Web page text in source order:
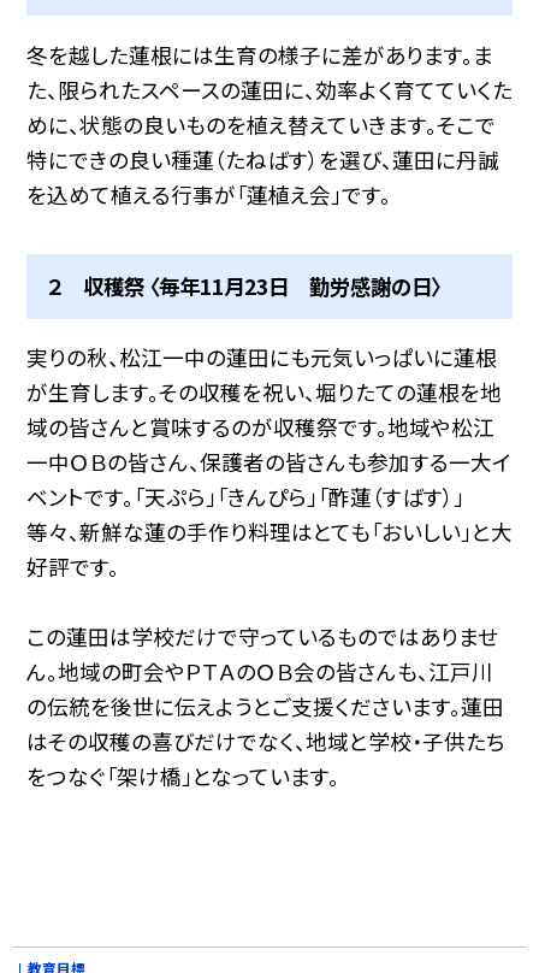
冬を越した蓮根には生育の様子に差があります。ま
た、限られたスペースの蓮田に、効率よく育てていくた
めに、状態の良いものを植え替えていきます。そこで
特にできの良い種蓮（たねばす）を選び、蓮田に丹誠
を込めて植える行事が「蓮植え会」です。
２ 収穫祭 〈毎年11月23日 勤労感謝の日〉
実りの秋、松江一中の蓮田にも元気いっぱいに蓮根
が生育します。その収穫を祝い、堀りたての蓮根を地
域の皆さんと賞味するのが収穫祭です。地域や松江
一中ＯＢの皆さん、保護者の皆さんも参加する一大イ
ベントです。「天ぷら」「きんぴら」「酢蓮（すばす）」
等々、新鮮な蓮の手作り料理はとても「おいしい」と大
好評です。
この蓮田は学校だけで守っているものではありませ
ん。地域の町会やＰＴＡのＯＢ会の皆さんも、江戸川
の伝統を後世に伝えようとご支援くださいます。蓮田
はその収穫の喜びだけでなく、地域と学校・子供たち
をつなぐ「架け橋」となっています。
教育目標